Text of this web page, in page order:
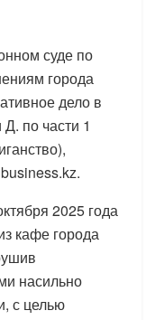
суде по
города
дело в
по части 1
2025 года
кафе города
насильно
с целью